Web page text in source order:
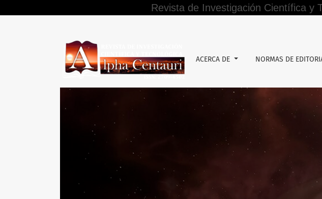
Revista de Investigación Científica y
ACERCA DE NORMAS DE